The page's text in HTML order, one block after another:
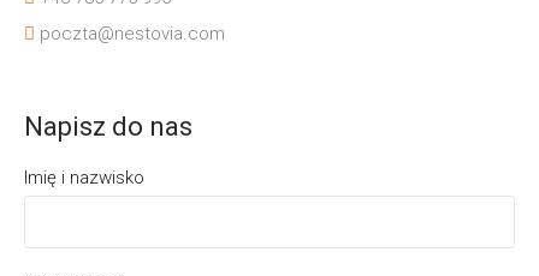
poczta@nestovia.com
Napisz do nas
Imię i nazwisko